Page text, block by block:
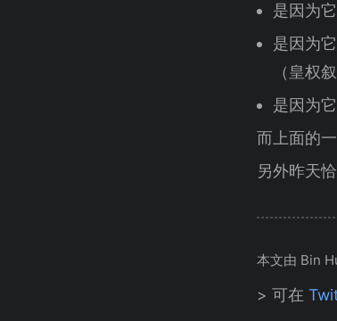
是因为
是因为
（皇权
是因为
而上面的
另外昨天
本文由 Bin
> 可在